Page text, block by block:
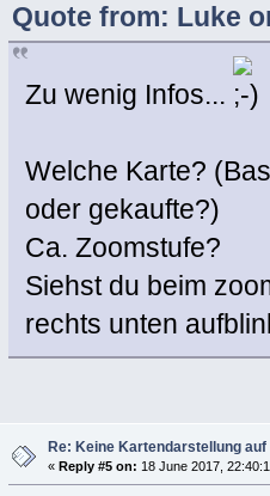
Quote from: Luke
Zu wenig Infos...
Welche Karte?
oder gekaufte?)
Ca. Zoomstufe?
Siehst du beim
rechts unten
Re: Keine Kartendarstellung
« Reply #5 on: 18 June 2017,